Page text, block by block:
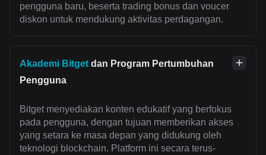
pengguna baru, beserta trading bonus dan voucer
diskon untuk mendukung aktivitas perdagangan.
Akademi Bitget dan Program Pertumbuhan
Pengguna
Bitget menyediakan konten edukatif yang berfokus
pada pengguna, dengan tujuan memberikan akses
yang setara ke masa depan yang didukung oleh
teknologi blockchain. Platform ini secara terus-